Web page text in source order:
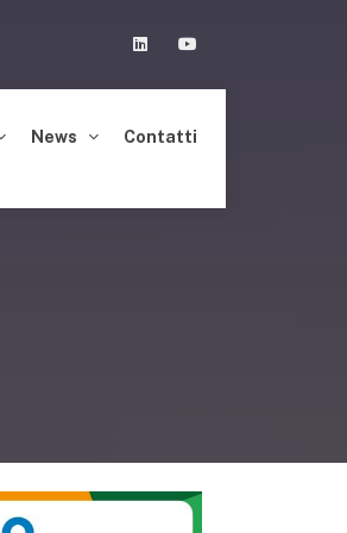
Linkedin
News Contatti